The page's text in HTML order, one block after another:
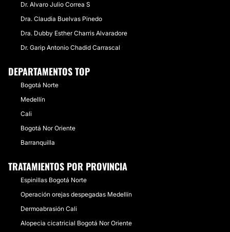
Dr. Alvaro Julio Correa S
Dra. Claudia Buelvas Pinedo
Dra. Dubby Esther Charris Alvaradore
Dr. Garip Antonio Chadid Carrascal
DEPARTAMENTOS TOP
Bogotá Norte
Medellín
Cali
Bogotá Nor Oriente
Barranquilla
TRATAMIENTOS POR PROVINCIA
Espinillas Bogotá Norte
Operación orejas despegadas Medellín
Dermoabrasión Cali
Alopecia cicatricial Bogotá Nor Oriente